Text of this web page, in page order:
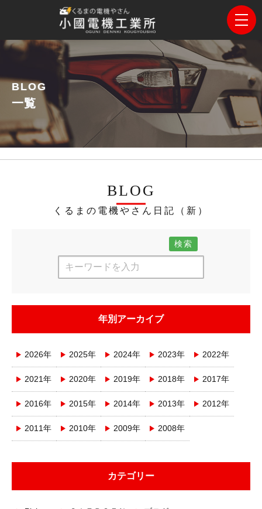
BLOG
一覧
BLOG
くるまの電機やさん日記（新）
検索
年別アーカイブ
2026年 2025年 2024年 2023年 2022年
2021年 2020年 2019年 2018年 2017年
2016年 2015年 2014年 2013年 2012年
2011年 2010年 2009年 2008年
カテゴリー